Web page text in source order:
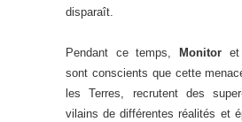
disparaît.
Pendant ce temps, Monitor et
sont conscients que cette
les Terres, recrutent des
vilains de différentes réalités et